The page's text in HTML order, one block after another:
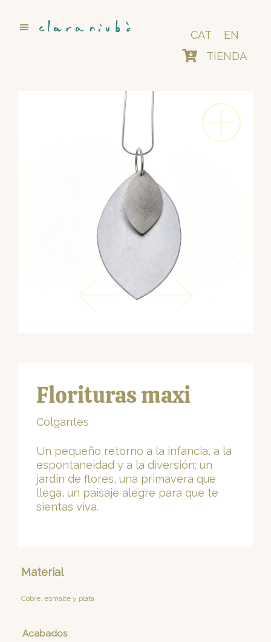
contenido
CAT
EN
TIENDA
Florituras maxi
Colgantes
Un pequeño retorno a la infancia, a la
espontaneidad y a la diversión; un
jardín de flores, una primavera que
llega, un paisaje alegre para que te
sientas viva.
Material
Cobre, esmalte y plata
Acabados